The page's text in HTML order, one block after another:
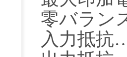
零バラン
入力抵抗